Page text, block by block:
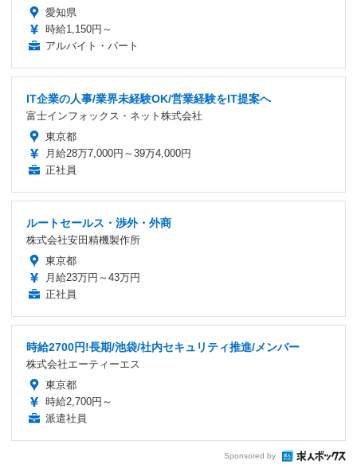
愛知県
時給1,150円～
アルバイト・パート
IT企業の人事/業界未経験OK/営業経験をIT提案へ
富士インフォックス・ネット株式会社
東京都
月給28万7,000円～39万4,000円
正社員
ルートセールス・渉外・外商
株式会社安田精機製作所
東京都
月給23万円～43万円
正社員
時給2700円!長期/池袋/社内セキュリティ推進/メンバー
株式会社エーティーエス
東京都
時給2,700円～
派遣社員
Sponsored by